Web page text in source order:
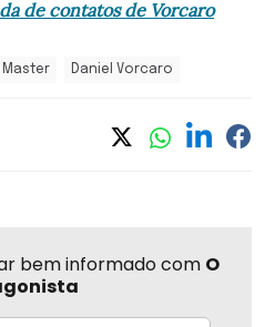
de contatos de Vorcaro
Master Daniel Vorcaro
bem informado com O